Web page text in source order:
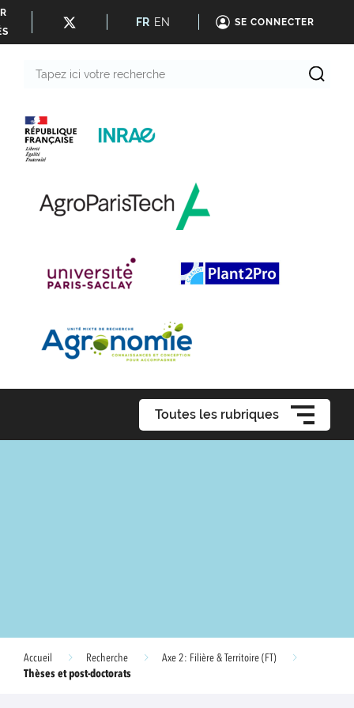
FR EN SE CONNECTER
Toutes les rubriques
Accueil Recherche
Axe 2: Filière & Territoire (FT)
Thèses et post-doctorats